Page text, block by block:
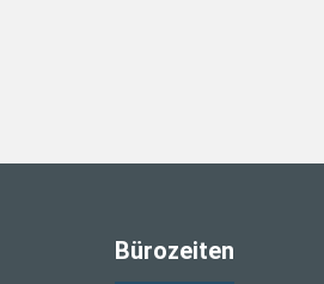
Bürozeiten